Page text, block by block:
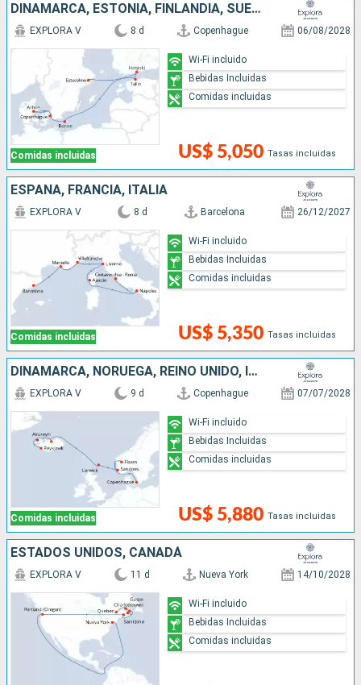
DINAMARCA, ESTONIA, FINLANDIA, SUECIA
Comidas incluidas
EXPLORA V 8 d Copenhague 06/08/2028
US$ 5,050 Tasas incluidas
Wi-Fi incluido
Bebidas Incluidas
Comidas incluidas
ESPAÑA, FRANCIA, ITALIA
Comidas incluidas
EXPLORA V 8 d Barcelona 26/12/2027
US$ 5,350 Tasas incluidas
Wi-Fi incluido
Bebidas Incluidas
Comidas incluidas
DINAMARCA, NORUEGA, REINO UNIDO, ISLANDIA
Comidas incluidas
EXPLORA V 9 d Copenhague 07/07/2028
US$ 5,880 Tasas incluidas
Wi-Fi incluido
Bebidas Incluidas
Comidas incluidas
ESTADOS UNIDOS, CANADÁ
EXPLORA V 11 d Nueva York 14/10/2028
Wi-Fi incluido
Bebidas Incluidas
Comidas incluidas